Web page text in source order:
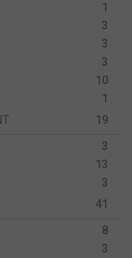
1
3
3
3
10
1
19
3
13
3
41
8
3